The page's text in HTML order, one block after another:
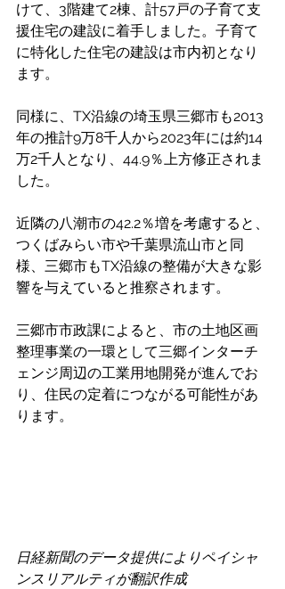
けて、3階建て2棟、計57戸の子育て支
援住宅の建設に着手しました。子育て
に特化した住宅の建設は市内初となり
ます。
同様に、TX沿線の埼玉県三郷市も2013
年の推計9万8千人から2023年には約14
万2千人となり、44.9％上方修正されま
した。
近隣の八潮市の42.2％増を考慮すると、
つくばみらい市や千葉県流山市と同
様、三郷市もTX沿線の整備が大きな影
響を与えていると推察されます。
三郷市市政課によると、市の土地区画
整理事業の一環として三郷インターチ
ェンジ周辺の工業用地開発が進んでお
り、住民の定着につながる可能性があ
ります。
日経新聞のデータ提供によりペイシャ
ンスリアルティが翻訳作成